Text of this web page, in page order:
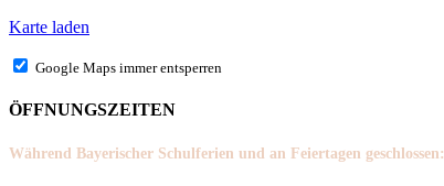
Karte laden
Google Maps immer entsperren
ÖFFNUNGSZEITEN
Während Bayerischer Schulferien und an Feiertagen geschlossen: